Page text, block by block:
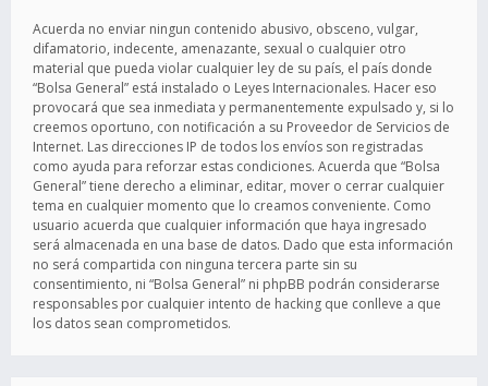
Acuerda no enviar ningun contenido abusivo, obsceno, vulgar,
difamatorio, indecente, amenazante, sexual o cualquier otro
material que pueda violar cualquier ley de su país, el país donde
“Bolsa General” está instalado o Leyes Internacionales. Hacer eso
provocará que sea inmediata y permanentemente expulsado y, si lo
creemos oportuno, con notificación a su Proveedor de Servicios de
Internet. Las direcciones IP de todos los envíos son registradas
como ayuda para reforzar estas condiciones. Acuerda que “Bolsa
General” tiene derecho a eliminar, editar, mover o cerrar cualquier
tema en cualquier momento que lo creamos conveniente. Como
usuario acuerda que cualquier información que haya ingresado
será almacenada en una base de datos. Dado que esta información
no será compartida con ninguna tercera parte sin su
consentimiento, ni “Bolsa General” ni phpBB podrán considerarse
responsables por cualquier intento de hacking que conlleve a que
los datos sean comprometidos.